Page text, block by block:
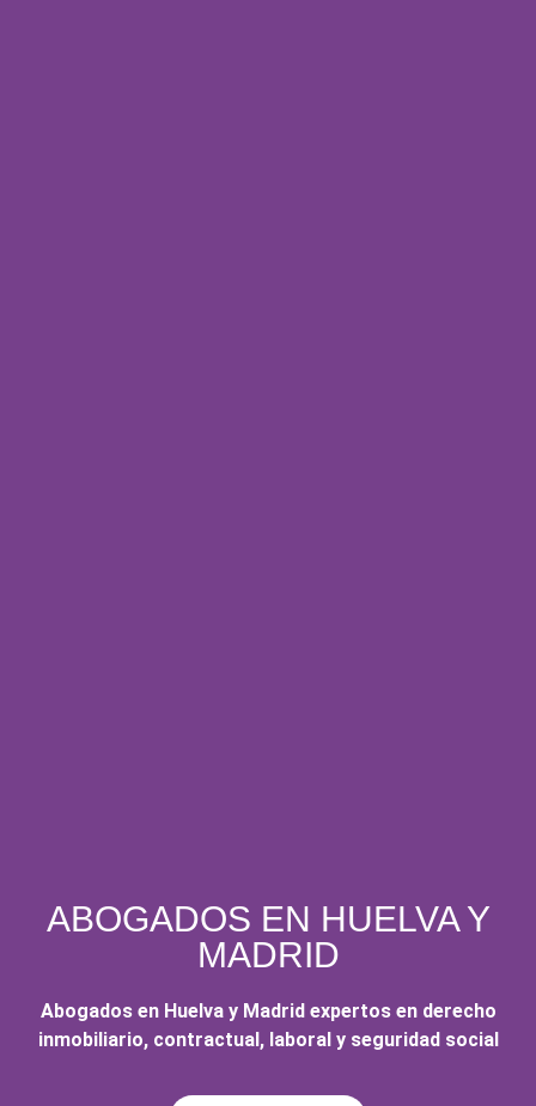
ABOGADOS EN HUELVA Y
MADRID
Abogados en Huelva y Madrid expertos en derecho
inmobiliario, contractual, laboral y seguridad social